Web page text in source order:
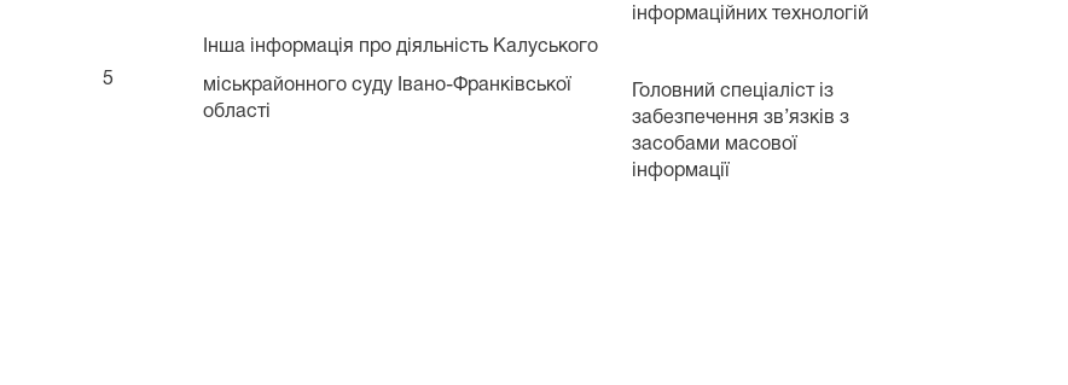
5
Інша інформація про діяльність Калуського
міськрайонного суду Івано-Франківської
області
інформаційних технологій
Головний спеціаліст із
забезпечення зв’язків з
засобами масової
інформації